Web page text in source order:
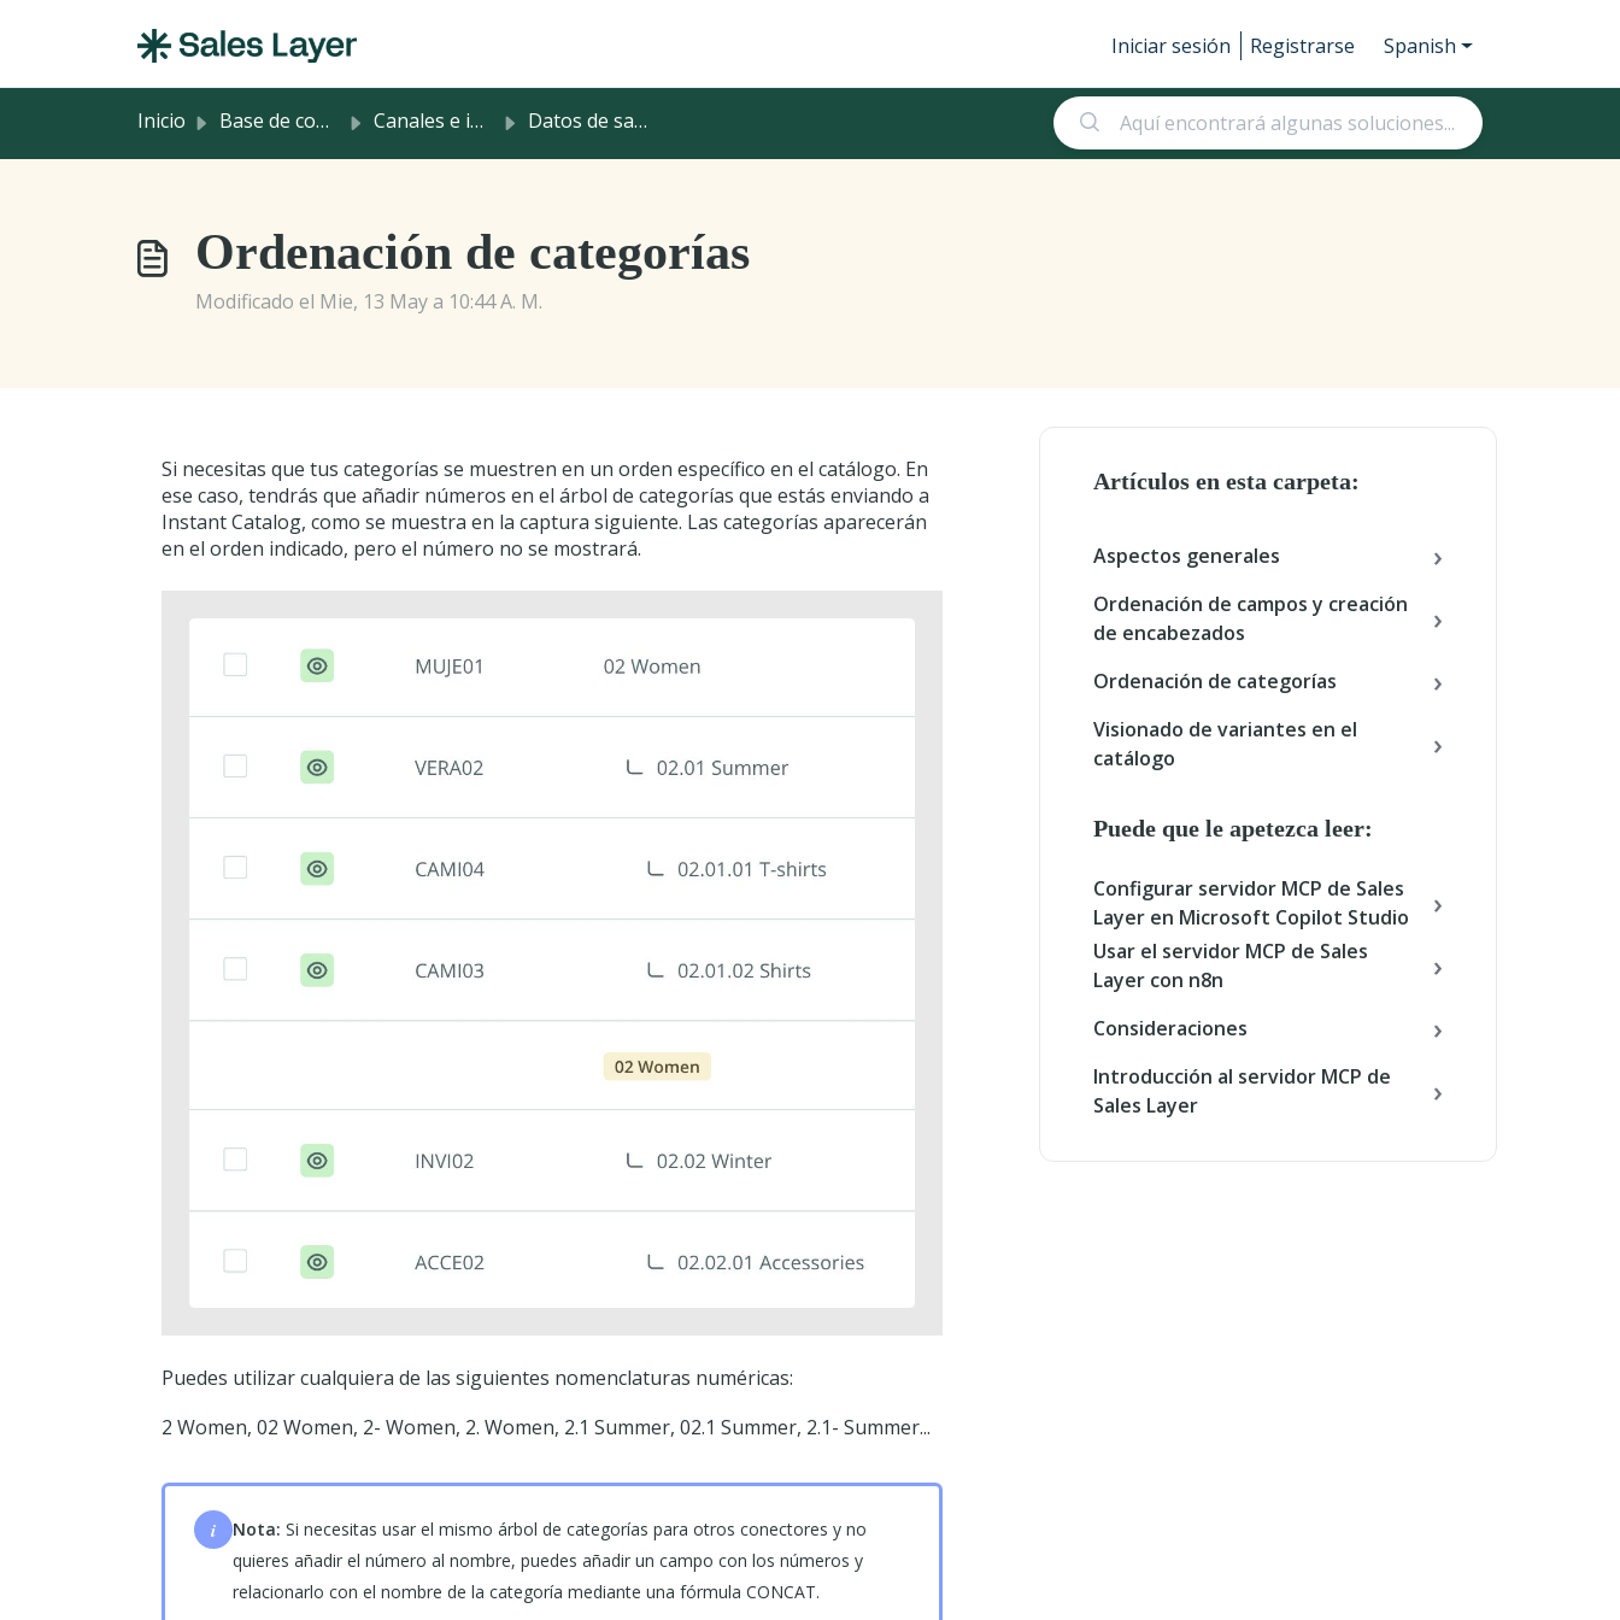
Iniciar sesión
Registrarse Spanish
Inicio Base de conocimientos Canales e integraciones Datos de salida
Ordenación de categorías
Modificado el Mie, 13 May a 10:44 A. M.
Si necesitas que tus categorías se muestren en un orden específico en el catálogo. En
ese caso, tendrás que añadir números en el árbol de categorías que estás enviando a
Instant Catalog, como se muestra en la captura siguiente. Las categorías aparecerán
en el orden indicado, pero el número no se mostrará.
Puedes utilizar cualquiera de las siguientes nomenclaturas numéricas:
2 Women, 02 Women, 2- Women, 2. Women, 2.1 Summer, 02.1 Summer, 2.1- Summer...
i Nota: Si necesitas usar el mismo árbol de categorías para otros conectores y no
quieres añadir el número al nombre, puedes añadir un campo con los números y
relacionarlo con el nombre de la categoría mediante una fórmula CONCAT.
Artículos en esta carpeta:
Aspectos generales
Ordenación de campos y creación
de encabezados
Ordenación de categorías
Visionado de variantes en el
catálogo
Puede que le apetezca leer:
Configurar servidor MCP de Sales
Layer en Microsoft Copilot Studio
Usar el servidor MCP de Sales
Layer con n8n
Consideraciones
Introducción al servidor MCP de
Sales Layer